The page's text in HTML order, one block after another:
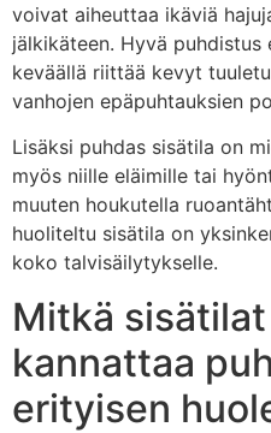
voivat aiheuttaa ikäviä
jälkikäteen. Hyvä
keväällä riittää kevyt
vanhojen epäpuhtauksien
Lisäksi puhdas sisätila on
myös niille eläimille tai
muuten houkutella
huoliteltu sisätila on
koko talvisäilytykselle.
Mitkä
kannattaa
erityisen